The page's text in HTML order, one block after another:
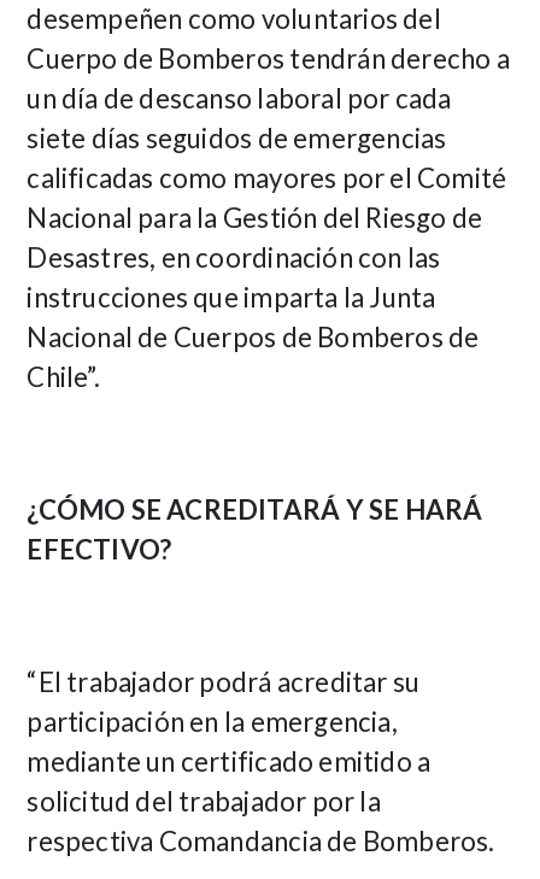
desempeñen como voluntarios del
Cuerpo de Bomberos tendrán derecho a
un día de descanso laboral por cada
siete días seguidos de emergencias
calificadas como mayores por el Comité
Nacional para la Gestión del Riesgo de
Desastres, en coordinación con las
instrucciones que imparta la Junta
Nacional de Cuerpos de Bomberos de
Chile”.
¿CÓMO SE ACREDITARÁ Y SE HARÁ
EFECTIVO?
“El trabajador podrá acreditar su
participación en la emergencia,
mediante un certificado emitido a
solicitud del trabajador por la
respectiva Comandancia de Bomberos.